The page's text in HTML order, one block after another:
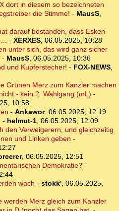
dort in diesem so bezeichneten
die Stimme! - MausS,
darauf bestanden, dass Esken
- XERXES, 06.05.2025, 10:28
unter sich, das wird ganz sicher
- MausS, 06.05.2025, 10:36
und Kupferstecher! - FOX-NEWS,
Grünen Merz zum Kanzler machen
- kein 2. Wahlgang (mL) -
10:58
- Ankawor, 06.05.2025, 12:19
- helmut-1, 06.05.2025, 12:09
den Verweigerern, und gleichzeitig
und Linken geben -
, 06.05.2025, 12:51
Demokratie?-
wach - stokk', 06.05.2025,
werden Merz gleich zum Kanzler